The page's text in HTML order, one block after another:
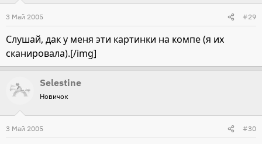
3 Май 2005 #29
Слушай, дак у меня эти картинки на компе (я их
сканировала).[/img]
Selestine
Новичок
3 Май 2005 #30